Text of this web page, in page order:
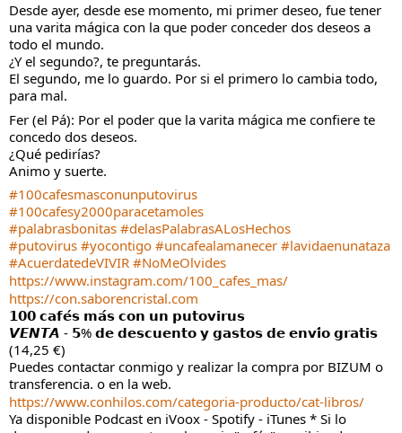
Desde ayer, desde ese momento, mi primer deseo, fue tener
una varita mágica con la que poder conceder dos deseos a
todo el mundo.
¿Y el segundo?, te preguntarás.
El segundo, me lo guardo. Por si el primero lo cambia todo,
para mal.
Fer (el Pá): Por el poder que la varita mágica me confiere te
concedo dos deseos.
¿Qué pedirías?
Animo y suerte.
#100cafesmasconunputovirus
#100cafesy2000paracetamoles
#palabrasbonitas #delasPalabrasALosHechos
#putovirus #yocontigo #uncafealamanecer #lavidaenunataza
#AcuerdatedeVIVIR #NoMeOlvides
https://www.instagram.com/100_cafes_mas/
https://con.saborencristal.com
𝟭𝟬𝟬 𝗰𝗮𝗳𝗲́𝘀 𝗺𝗮́𝘀 𝗰𝗼𝗻 𝘂𝗻 𝗽𝘂𝘁𝗼𝘃𝗶𝗿𝘂𝘀
𝙑𝙀𝙉𝙏𝘼 - 𝟱% 𝗱𝗲 𝗱𝗲𝘀𝗰𝘂𝗲𝗻𝘁𝗼 𝘆 𝗴𝗮𝘀𝘁𝗼𝘀 𝗱𝗲 𝗲𝗻𝘃𝗶́𝗼 𝗴𝗿𝗮𝘁𝗶𝘀
(14,25 €)
Puedes contactar conmigo y realizar la compra por BIZUM o
transferencia. o en la web.
https://www.conhilos.com/categoria-producto/cat-libros/
Ya disponible Podcast en iVoox - Spotify - iTunes * Si lo